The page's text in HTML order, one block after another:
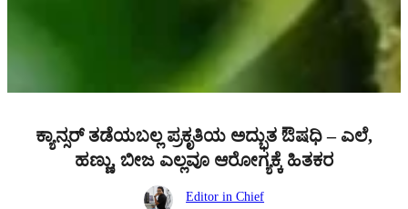
ಕ್ಯಾನ್ಸರ್ ತಡೆಯಬಲ್ಲ ಪ್ರಕೃತಿಯ ಅದ್ಭುತ ಔಷಧಿ – ಎಲೆ,
ಹಣ್ಣು, ಬೀಜ ಎಲ್ಲವೂ ಆರೋಗ್ಯಕ್ಕೆ ಹಿತಕರ
Editor in Chief